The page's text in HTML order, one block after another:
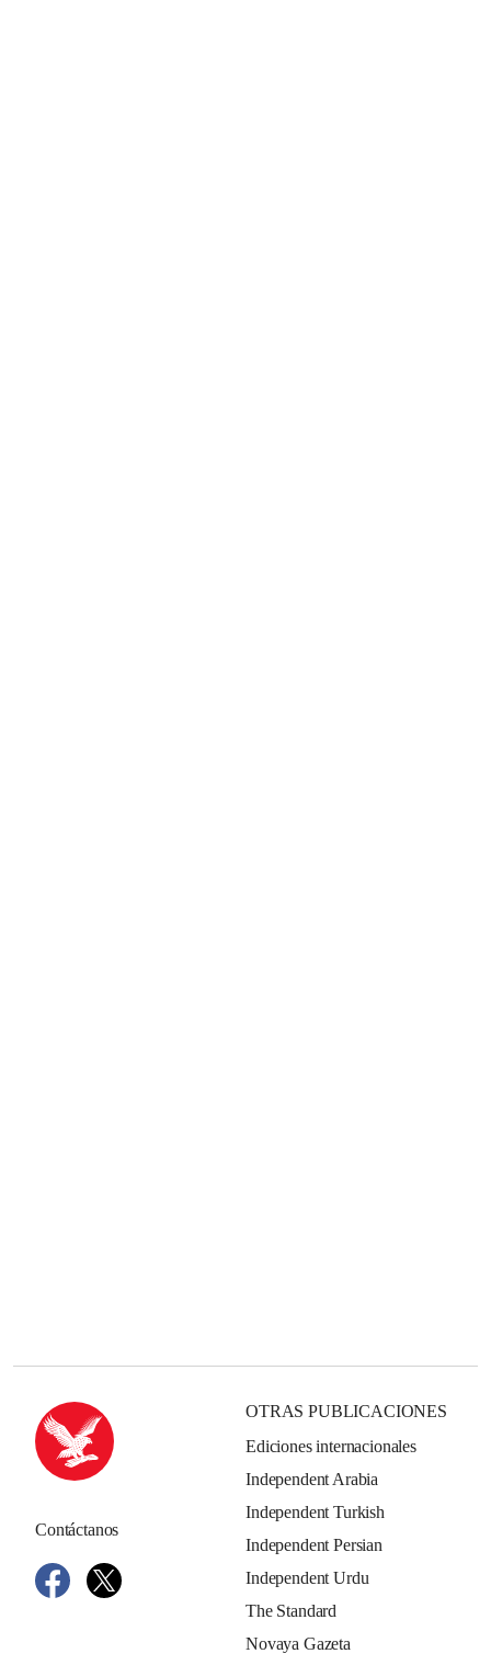
Contáctanos
OTRAS PUBLICACIONES
Ediciones internacionales
Independent Arabia
Independent Turkish
Independent Persian
Independent Urdu
The Standard
Novaya Gazeta